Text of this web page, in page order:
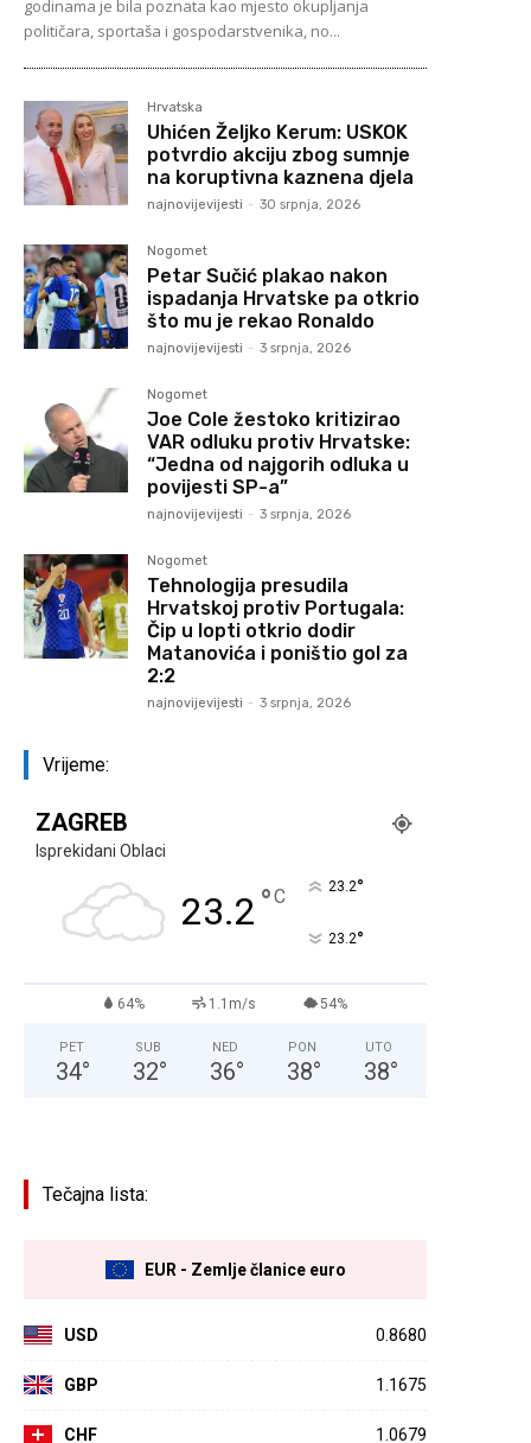
godinama je bila poznata kao mjesto okupljanja
političara, sportaša i gospodarstvenika, no...
Hrvatska
Uhićen Željko Kerum: USKOK
potvrdio akciju zbog sumnje
na koruptivna kaznena djela
najnovijevijesti - 30 srpnja, 2026
Nogomet
Petar Sučić plakao nakon
ispadanja Hrvatske pa otkrio
što mu je rekao Ronaldo
najnovijevijesti - 3 srpnja, 2026
Nogomet
Joe Cole žestoko kritizirao
VAR odluku protiv Hrvatske:
“Jedna od najgorih odluka u
povijesti SP-a”
najnovijevijesti - 3 srpnja, 2026
Nogomet
Tehnologija presudila
Hrvatskoj protiv Portugala:
Čip u lopti otkrio dodir
Matanovića i poništio gol za
2:2
najnovijevijesti - 3 srpnja, 2026
Vrijeme:
ZAGREB
Isprekidani Oblaci
23.2 °C 23.2°
23.2°
64% 1.1m/s 54%
PET
34°
SUB
32°
NED
36°
PON
38°
UTO
38°
Tečajna lista:
EUR - Zemlje članice euro
USD 0.8680
GBP 1.1675
CHF 1.0679